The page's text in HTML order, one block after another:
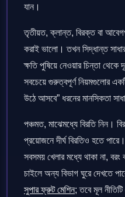
যান।
তৃতীয়ত, ক্লান্ত, বিরক্ত বা
করাই ভালো। তখন সিদ্ধান্ত
ক্ষতি পুষিয়ে নেওয়ার চিন্তা থেকে
সবচেয়ে গুরুত্বপূর্ণ নিয়মগুলোর
উঠে আসবে” ধরনের মানসিকতা
পঞ্চমত, মাঝেমধ্যে বিরতি নিন।
প্রয়োজনে দীর্ঘ বিরতিও হতে
সবসময় খেলার মধ্যে থাকা না,
চাইলে অন্য বিভাগ ঘুরে দেখতে
সুপার ফ্রুট মেশিন; তবে মূল